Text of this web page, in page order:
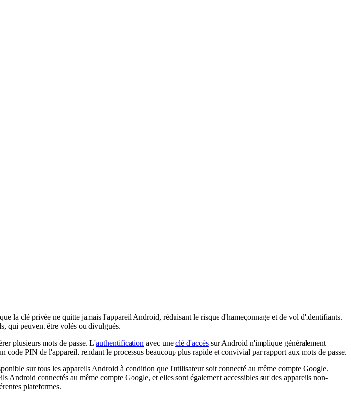
la clé privée ne quitte jamais l'appareil Android, réduisant le risque d'hameçonnage et de vol d'identifiants.
qui peuvent être volés ou divulgués.
plusieurs mots de passe. L'authentification avec une clé d'accès sur Android n'implique généralement
PIN de l'appareil, rendant le processus beaucoup plus rapide et convivial par rapport aux mots de passe.
sur tous les appareils Android à condition que l'utilisateur soit connecté au même compte Google.
Android connectés au même compte Google, et elles sont également accessibles sur des appareils non-
plateformes.